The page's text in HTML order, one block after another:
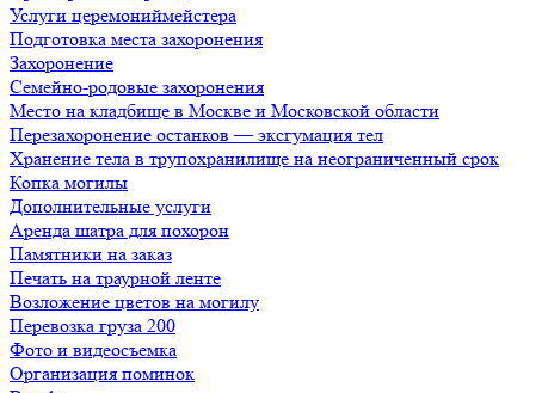
Услуги церемониймейстера
Подготовка места захоронения
Захоронение
Семейно-родовые захоронения
Место на кладбище в Москве и Московской области
Перезахоронение останков — эксгумация тел
Хранение тела в трупохранилище на неограниченный срок
Копка могилы
Дополнительные услуги
Аренда шатра для похорон
Памятники на заказ
Печать на траурной ленте
Возложение цветов на могилу
Перевозка груза 200
Фото и видеосъемка
Организация поминок